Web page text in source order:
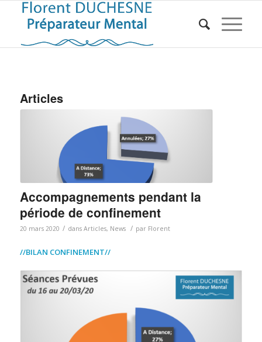
Articles
Accompagnements pendant la
période de confinement
20 mars 2020 / dans Articles, News / par Florent
//BILAN CONFINEMENT//